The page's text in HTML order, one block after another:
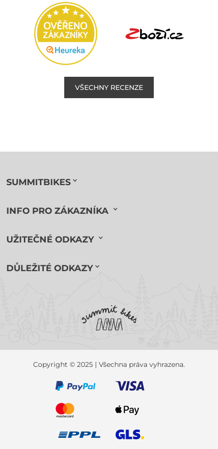
VŠECHNY RECENZE
SUMMITBIKES
INFO PRO ZÁKAZNÍKA
UŽITEČNÉ ODKAZY
DŮLEŽITÉ ODKAZY
Copyright © 2025 | Všechna práva vyhrazena.